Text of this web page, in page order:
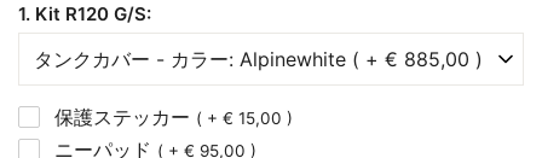
1. Kit R120 G/S:
保護ステッカー ( + € 15,00 )
ニーパッド ( + € 95,00 )